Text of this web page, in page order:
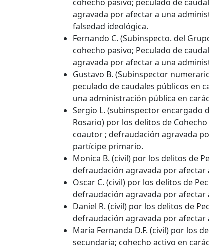
cohecho pasivo; peculado de
agravada por afectar a una
falsedad ideológica.
Fernando C. (Subinspecto. del
cohecho pasivo; Peculado de
agravada por afectar a una
Gustavo B. (Subinspector
peculado de caudales públicos en
una administración pública en
Sergio L. (subinspector encargado
Rosario) por los delitos de
coautor ; defraudación agravada
partícipe primario.
Monica B. (civil) por los delitos de
defraudación agravada por
Oscar C. (civil) por los delitos de
defraudación agravada por
Daniel R. (civil) por los delitos de
defraudación agravada por
María Fernanda D.F. (civil) por los
secundaria; cohecho activo en